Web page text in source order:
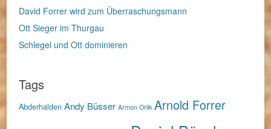
David Forrer wird zum Überraschungsmann
Ott Sieger im Thurgau
Schlegel und Ott dominieren
Tags
Abderhalden Andy Büsser Armon Orlik Arnold Forrer